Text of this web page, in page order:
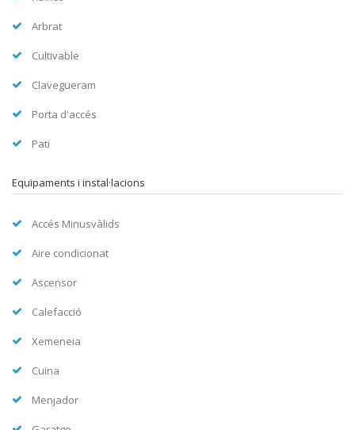
Arbrat
Cultivable
Clavegueram
Porta d'accés
Pati
Equipaments i instal·lacions
Accés Minusvàlids
Aire condicionat
Ascensor
Calefacció
Xemeneia
Cuina
Menjador